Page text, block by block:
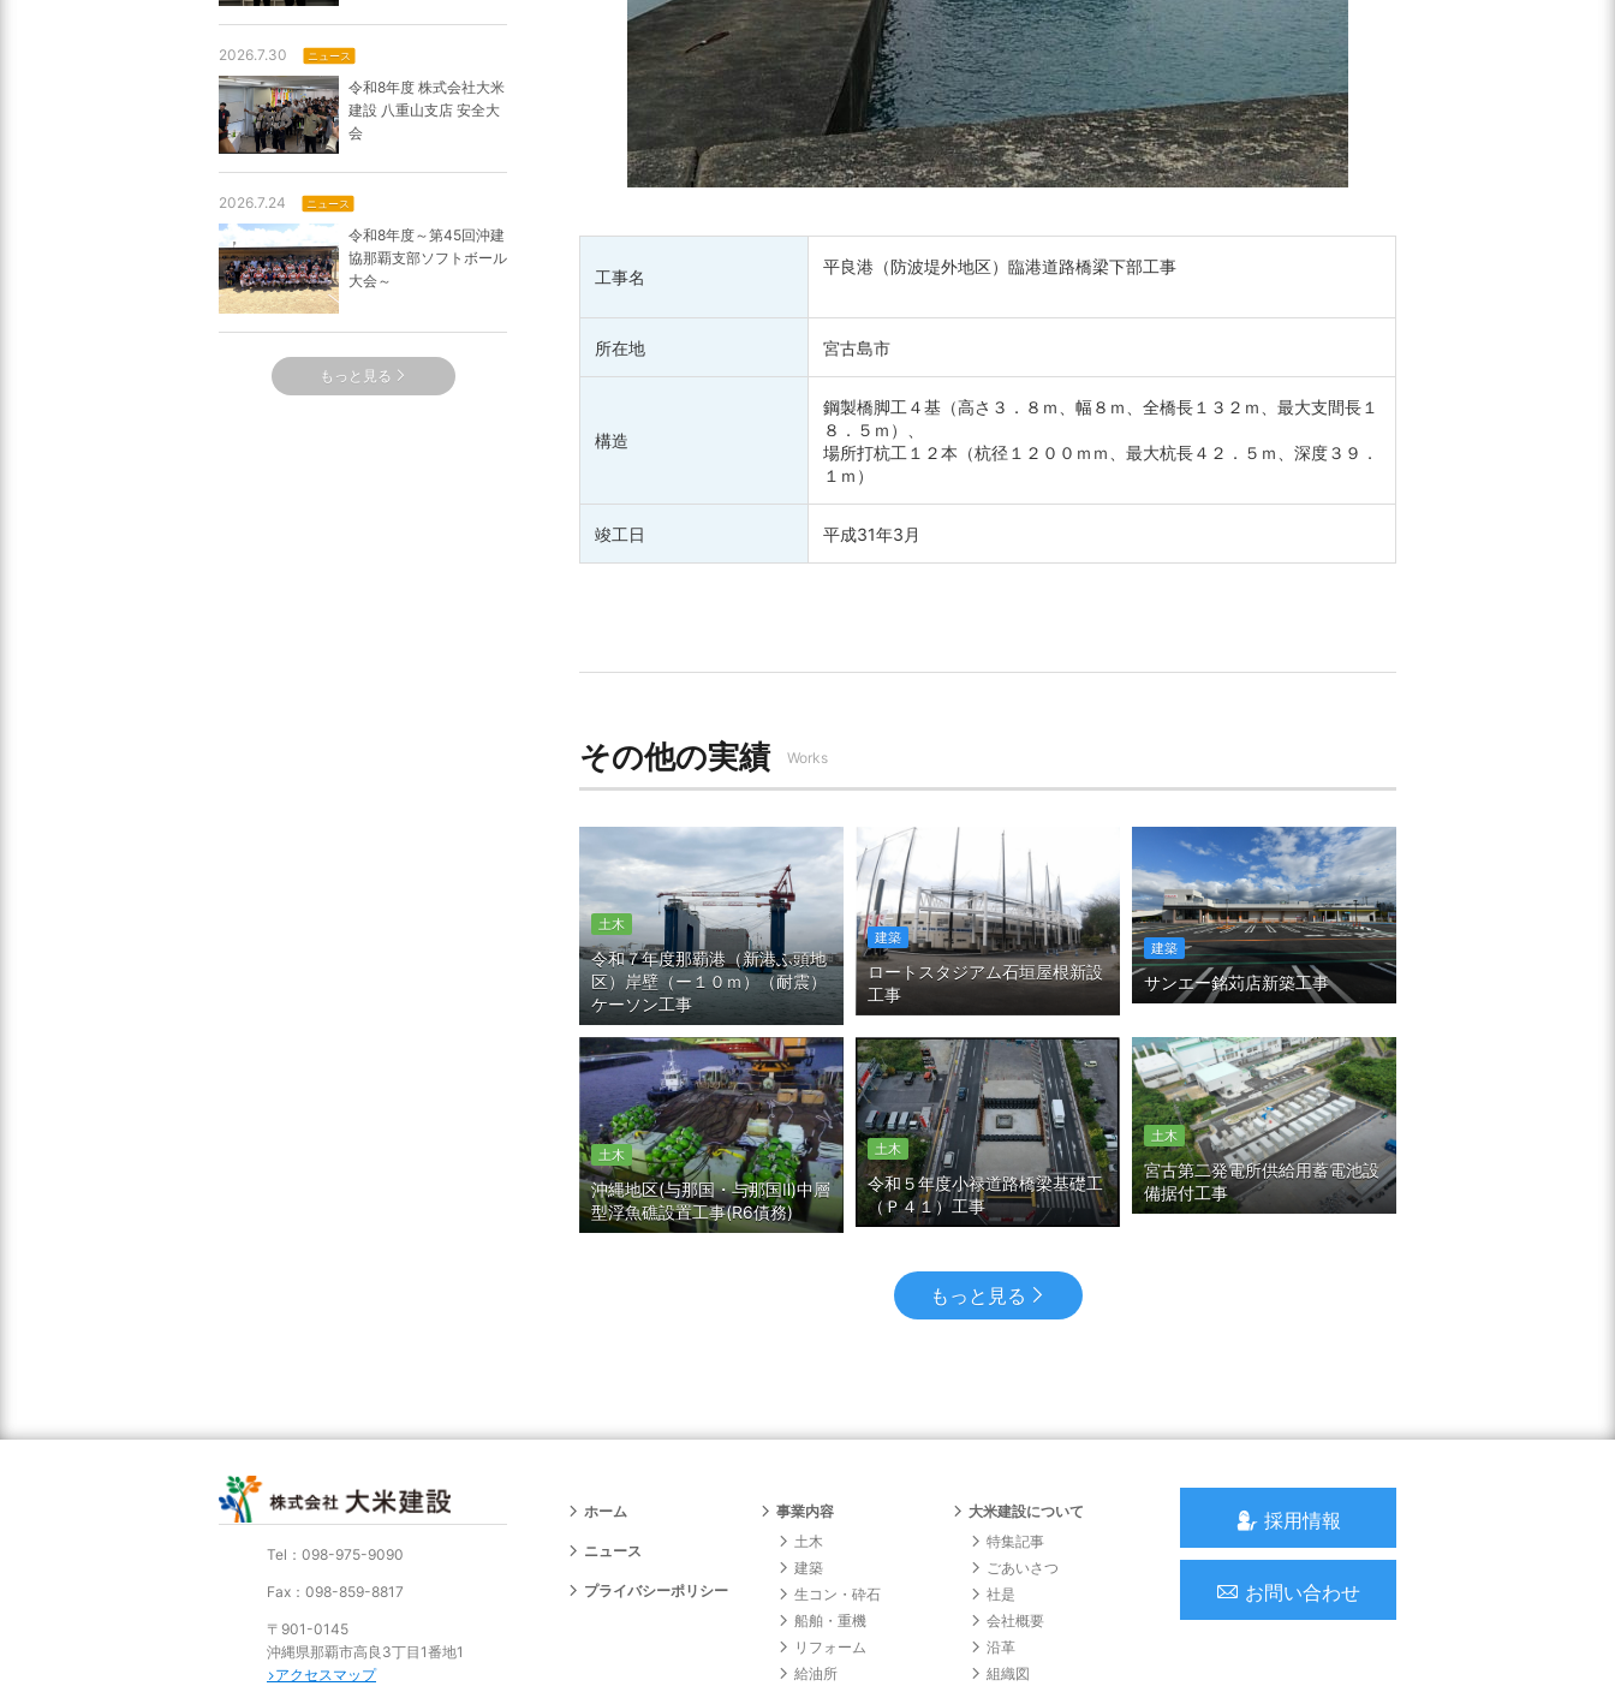
2026.7.30 ニュース
令和8年度 株式会社大米
建設 八重山支店 安全大
会
2026.7.24 ニュース
令和8年度～第45回沖建
協那覇支部ソフトボール
大会～
もっと見る
工事名
平良港（防波堤外地区）臨港道路橋梁下部工事
所在地 宮古島市
構造
鋼製橋脚工４基（高さ３．８ｍ、幅８ｍ、全橋長１３２ｍ、最大支間長１
８．５ｍ）、
場所打杭工１２本（杭径１２００ｍｍ、最大杭長４２．５ｍ、深度３９．
１ｍ）
竣工日 平成31年3月
その他の実績 Works
土木
令和７年度那覇港（新港ふ頭地
区）岸壁（ー１０ｍ）（耐震）
ケーソン工事
建築
ロートスタジアム石垣屋根新設
工事
建築
サンエー銘苅店新築工事
土木
沖縄地区(与那国・与那国Ⅱ)中層
型浮魚礁設置工事(R6債務)
土木
令和５年度小禄道路橋梁基礎工
（Ｐ４１）工事
土木
宮古第二発電所供給用蓄電池設
備据付工事
もっと見る
採用情報
お問い合わせ
Tel：098-975-9090
Fax：098-859-8817
〒901-0145
沖縄県那覇市高良3丁目1番地1
アクセスマップ
ホーム
ニュース
プライバシーポリシー
事業内容
土木
建築
生コン・砕石
船舶・重機
リフォーム
給油所
大米建設について
特集記事
ごあいさつ
社是
会社概要
沿革
組織図